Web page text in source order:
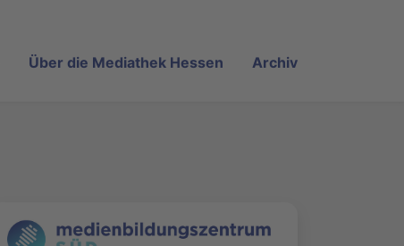
Über die Mediathek Hessen Archiv